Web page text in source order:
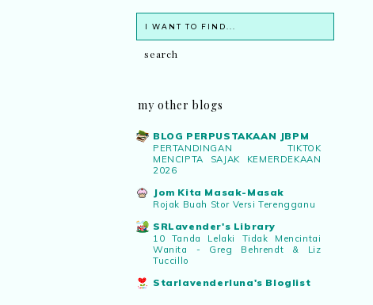
my other blogs
BLOG PERPUSTAKAAN JBPM
PERTANDINGAN TIKTOK
MENCIPTA SAJAK KEMERDEKAAN
2026
Jom Kita Masak-Masak
Rojak Buah Stor Versi Terengganu
SRLavender's Library
10 Tanda Lelaki Tidak Mencintai
Wanita - Greg Behrendt & Liz
Tuccillo
Starlavenderluna's Bloglist